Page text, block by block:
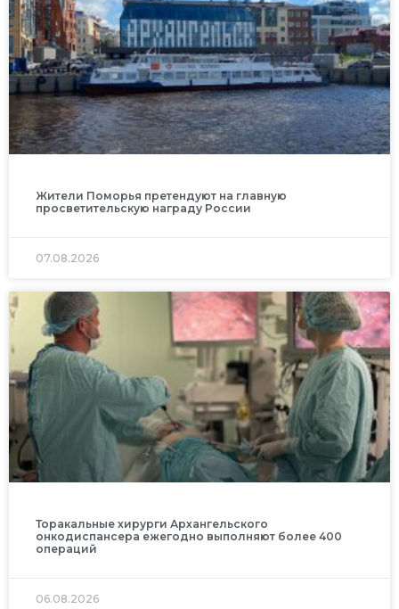
Жители Поморья претендуют на главную
просветительскую награду России
07.08.2026
Торакальные хирурги Архангельского
онкодиспансера ежегодно выполняют более 400
операций
06.08.2026